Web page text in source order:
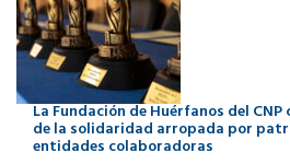
La Fundación de Huérfanos del
de la solidaridad arropada por
entidades colaboradoras